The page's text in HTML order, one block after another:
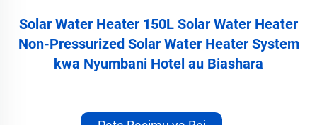
Solar Water Heater 150L Solar Water Heater
Non-Pressurized Solar Water Heater System
kwa Nyumbani Hotel au Biashara